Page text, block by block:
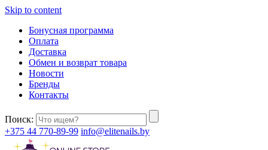
Skip to content
Бонусная программа
Оплата
Доставка
Обмен и возврат товара
Новости
Бренды
Контакты
Поиск:
+375 44 770-89-99 info@elitenails.by